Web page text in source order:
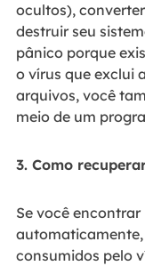
ocultos),
destruir seu
pânico porque
o vírus que exclui
arquivos, você
meio de um
3. Como
Se você
consumidos pelo